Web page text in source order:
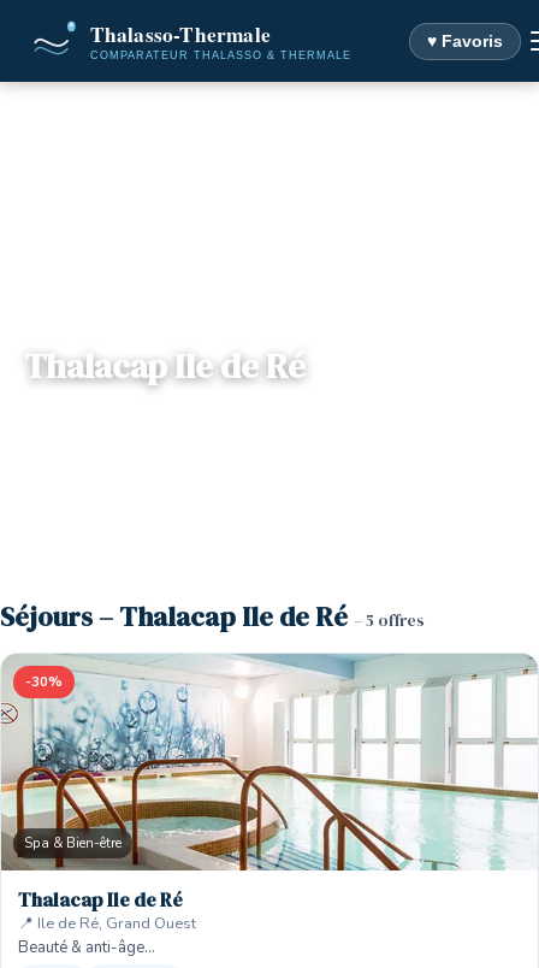
♥ Favoris
Thalacap Ile de Ré
Séjours – Thalacap Ile de Ré – 5 offres
-30%
Spa & Bien-être
Thalacap Ile de Ré
📍 Ile de Ré, Grand Ouest
Beauté & anti-âge…